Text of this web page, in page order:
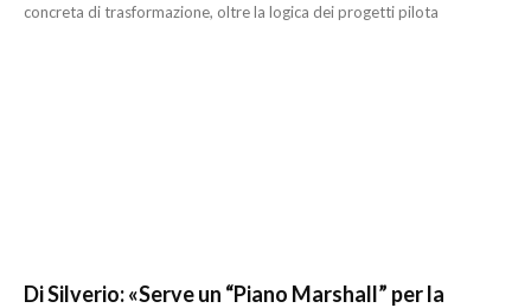
concreta di trasformazione, oltre la logica dei progetti pilota
Di Silverio: «Serve un “Piano Marshall” per la